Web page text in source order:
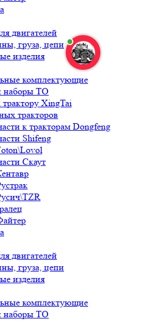
двигателей
груза, цепи
изделия
комплектующие
наборы ТО
трактору XingTai
тракторов
к тракторам Dongfeng
Shifeng
Скаут
двигателей
груза, цепи
изделия
комплектующие
наборы ТО